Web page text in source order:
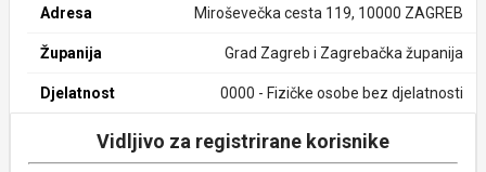
Adresa Miroševečka cesta 119, 10000 ZAGREB
Županija Grad Zagreb i Zagrebačka županija
Djelatnost 0000 - Fizičke osobe bez djelatnosti
Vidljivo za registrirane korisnike